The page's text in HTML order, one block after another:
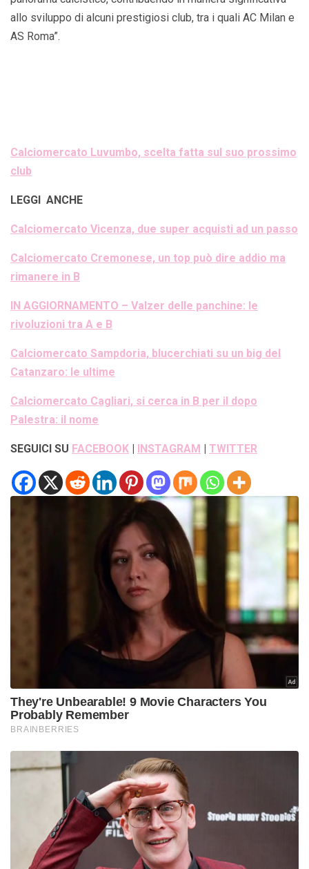
allo sviluppo di alcuni prestigiosi club, tra i quali AC Milan e
AS Roma”.
Calciomercato Luvumbo, scelta fatta sul suo prossimo
club
LEGGI ANCHE
Calciomercato Vicenza, due super acquisti ad un passo
Calciomercato Cremonese, un top può dire addio ma
rimanere in B
IN AGGIORNAMENTO – Valzer delle panchine: le
rivoluzioni tra A e B
Calciomercato Sampdoria, blucerchiati su un big del
Catanzaro: le ultime
Calciomercato Cagliari, si cerca in B per il dopo
Palestra: il nome
SEGUICI SU FACEBOOK INSTAGRAM TWITTER